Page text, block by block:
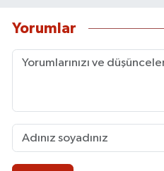
Yorumlar